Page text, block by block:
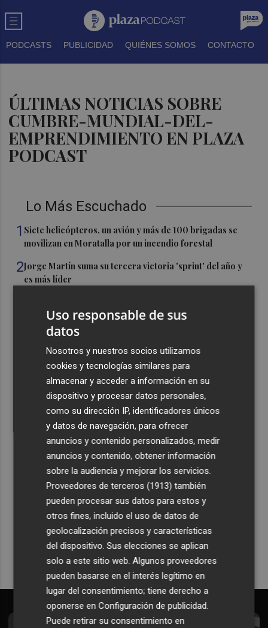
PODCASTS PUBLICIDAD QUIÉNES SOMOS CONTACTO
ÚLTIMAS NOTICIAS SOBRE
CUMBRE-MUNDIAL-DEL-
EMPRENDIMIENTO EN PLAZA
PODCAST
Lo Más Escuchado
1 Siete helicópteros, un avión y más de 100 brigadas se
movilizan en Moratalla por un incendio forestal
2Jorge Martín suma su tercera victoria 'sprint' del año y
es más líder
Elche y Manises, los controles aleatorios a viajeros de
La Biblioteca Valenciana conmemora el 750 aniversario
del legado de Jaume I
Una gran cadena humana de cariño y reivindicación se
vuelve a abrazar en las playas por el Mar Menor
Recibe toda la actualidad de
Plaza Podcast en tu correo
Quiero suscribirme
Uso responsable de sus
datos
Nosotros y nuestros socios utilizamos
cookies y tecnologías similares para
almacenar y acceder a información en su
dispositivo y procesar datos personales,
como su dirección IP, identificadores únicos
y datos de navegación, para ofrecer
anuncios y contenido personalizados, medir
anuncios y contenido, obtener información
sobre la audiencia y mejorar los servicios.
Proveedores de terceros (1913) también
pueden procesar sus datos para estos y
otros fines, incluido el uso de datos de
geolocalización precisos y características
del dispositivo. Sus elecciones se aplican
solo a este sitio web. Algunos proveedores
pueden basarse en el interés legítimo en
lugar del consentimiento; tiene derecho a
oponerse enConfiguración de publicidad
Puede retirar su consentimiento en